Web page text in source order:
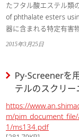
たフタル酸エステル類
of phthalate esters
器に含まれる特定有害
2015年3月25日
Py-Screenerを
テルのスクリ
https://
m/
1/ms134.pdf